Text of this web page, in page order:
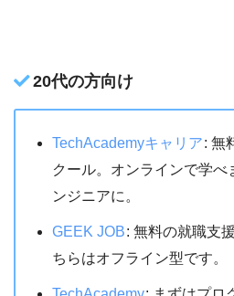
20代の方向け
TechAcademyキャリア: 無
クール。オンラインで学べ
ンジニアに。
GEEK JOB: 無料の就職支
ちらはオフライン型です。